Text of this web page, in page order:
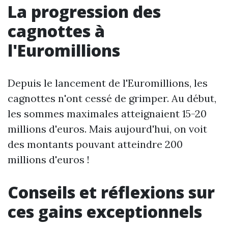
La progression des
cagnottes à
l'Euromillions
Depuis le lancement de l'Euromillions, les
cagnottes n'ont cessé de grimper. Au début,
les sommes maximales atteignaient 15-20
millions d'euros. Mais aujourd'hui, on voit
des montants pouvant atteindre 200
millions d'euros !
Conseils et réflexions sur
ces gains exceptionnels